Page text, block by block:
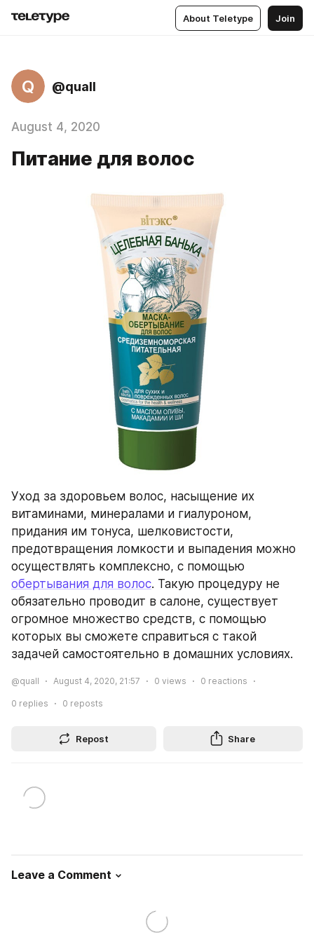
About Teletype Join
Q @quall
August 4, 2020
Питание для волос
Уход за здоровьем волос, насыщение их
витаминами, минералами и гиалуроном,
придания им тонуса, шелковистости,
предотвращения ломкости и выпадения можно
обертывания для волос. Такую процедуру не
обязательно проводит в салоне, существует
огромное множество средств, с помощью
которых вы сможете справиться с такой
задачей самостоятельно в домашних условиях.
@quall August 4, 2020, 21:57 0 views 0 reactions
0 replies 0 reposts
Repost Share
Leave a Comment